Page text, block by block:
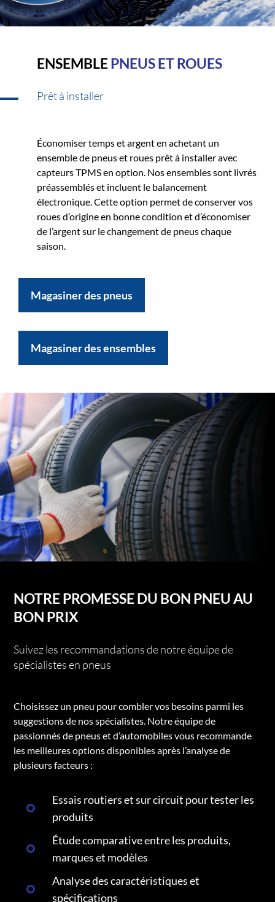
ENSEMBLEPNEUS ET ROUES
Prêt à installer
Économiser temps et argent en achetant un
ensemble de pneus et roues prêt à installer avec
capteurs TPMS en option. Nos ensembles sont livrés
préassemblés et incluent le balancement
électronique. Cette option permet de conserver vos
roues d’origine en bonne condition et d’économiser
de l’argent sur le changement de pneus chaque
saison.
Magasiner des pneus
Magasiner des ensembles
NOTRE PROMESSE DU BON PNEU AU
BON PRIX
Suivez les recommandations de notre équipe de
spécialistes en pneus
Choisissez un pneu pour combler vos besoins parmi les
suggestions de nos spécialistes. Notre équipe de
passionnés de pneus et d’automobiles vous recommande
les meilleures options disponibles après l’analyse de
plusieurs facteurs :
Essais routiers et sur circuit pour tester les
produits
Étude comparative entre les produits,
marques et modèles
Analyse des caractéristiques et
spécifications